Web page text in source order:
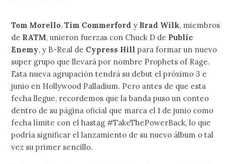
Tom Morello, Tim Commerford y Brad Wilk, miembros
de RATM, unieron fuerzas con Chuck D de Public
Enemy, y B-Real de Cypress Hill para formar un nuevo
super grupo que llevará por nombre Prophets of Rage.
Esta nueva agrupación tendrá su debut el próximo 3 e
junio en Hollywood Palladium. Pero antes de que esta
fecha llegue, recordemos que la banda puso un conteo
dentro de su página oficial que marca el 1 de junio como
fecha límite con el hastag #TakeThePowerBack, lo que
podría significar el lanzamiento de su nuevo álbum o tal
vez su primer sencillo.